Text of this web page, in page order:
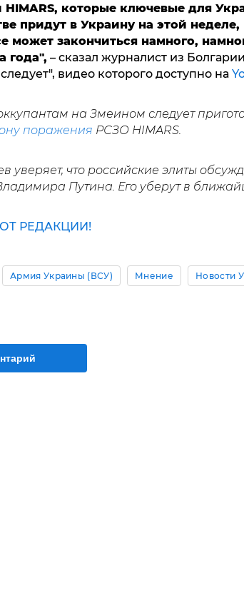
HIMARS, которые ключевые для
придут в Украину на этой неделе,
может закончиться намного,
года", – сказал журналист из
видео которого доступно на
на Змеином следует
поражения РСЗО HIMARS.
уверяет, что российские элиты
Путина. Его уберут в
РЕДАКЦИИ!
Армия Украины (ВСУ) Мнение Новости